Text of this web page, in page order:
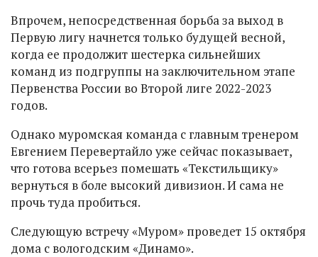
Впрочем, непосредственная борьба за выход в
Первую лигу начнется только будущей весной,
когда ее продолжит шестерка сильнейших
команд из подгруппы на заключительном этапе
Первенства России во Второй лиге 2022-2023
годов.
Однако муромская команда с главным тренером
Евгением Перевертайло уже сейчас показывает,
что готова всерьез помешать «Текстильщику»
вернуться в боле высокий дивизион. И сама не
прочь туда пробиться.
Следующую встречу «Муром» проведет 15 октября
дома с вологодским «Динамо».